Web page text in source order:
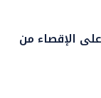
الإقصاء من